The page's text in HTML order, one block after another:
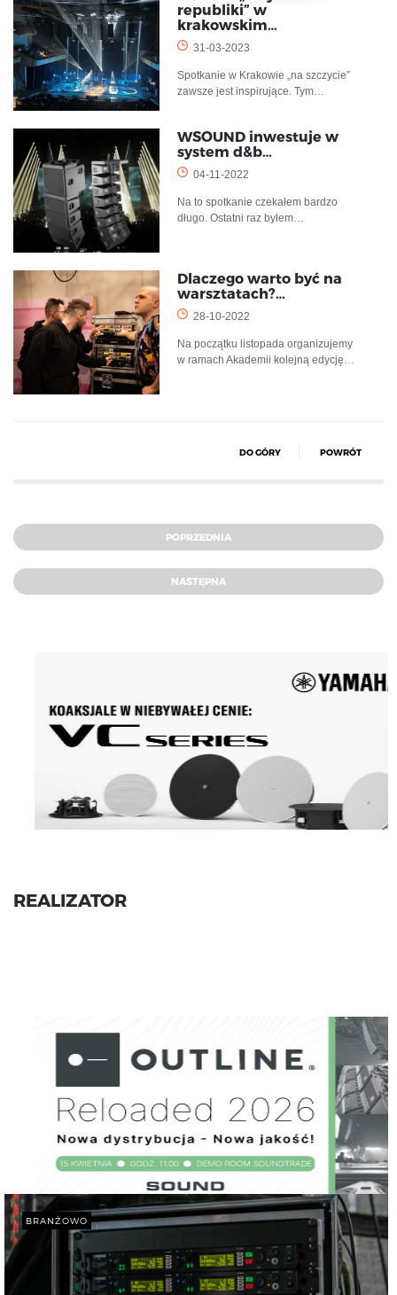
republiki” w
krakowskim…
31-03-2023
Spotkanie w Krakowie „na szczycie”
zawsze jest inspirujące. Tym…
WSOUND inwestuje w
system d&b…
04-11-2022
Na to spotkanie czekałem bardzo
długo. Ostatni raz byłem…
Dlaczego warto być na
warsztatach?…
28-10-2022
Na początku listopada organizujemy
w ramach Akademii kolejną edycję…
DO GÓRY POWRÓT
POPRZEDNIA
NASTĘPNA
REALIZATOR
BRANŻOWO